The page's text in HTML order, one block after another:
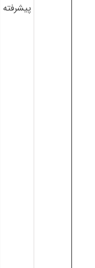
پیشرفته